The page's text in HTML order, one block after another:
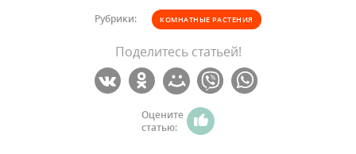
Рубрики: КОМНАТНЫЕ РАСТЕНИЯ
Поделитесь статьей!
Оцените
статью: